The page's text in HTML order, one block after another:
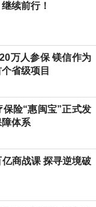
续前行！
万人参保 镁信作为
省级项目
险“惠闽宝”正式发
体系
商战课 探寻逆境破